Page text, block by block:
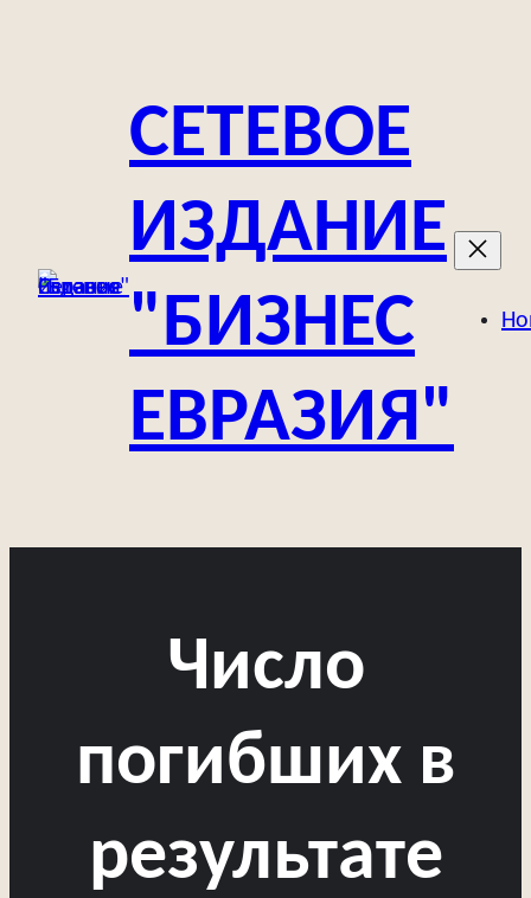
содержимомуСЕТЕВОЕ
ИЗДАНИЕ
"БИЗНЕС
ЕВРАЗИЯ"
Число
погибших в
результате